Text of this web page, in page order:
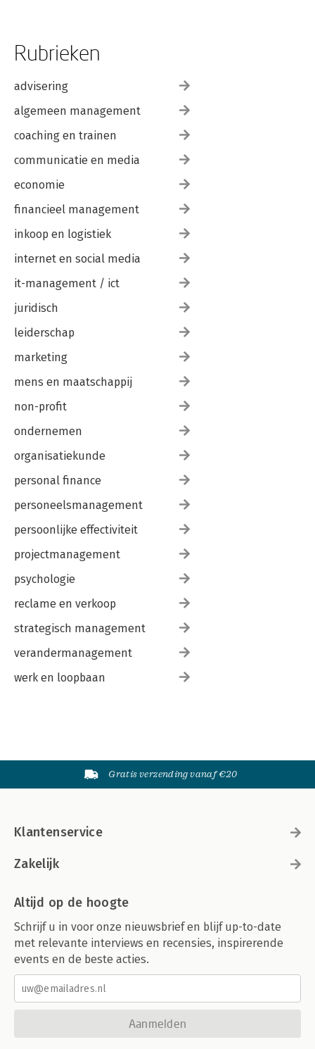
Rubrieken
advisering
algemeen management
coaching en trainen
communicatie en media
economie
financieel management
inkoop en logistiek
internet en social media
it-management / ict
juridisch
leiderschap
marketing
mens en maatschappij
non-profit
ondernemen
organisatiekunde
personal finance
personeelsmanagement
persoonlijke effectiviteit
projectmanagement
psychologie
reclame en verkoop
strategisch management
verandermanagement
werk en loopbaan
Gratis verzending vanaf €20
Klantenservice
Zakelijk
Altijd op de hoogte
Schrijf u in voor onze nieuwsbrief en blijf up-to-date
met relevante interviews en recensies, inspirerende
events en de beste acties.
Aanmelden